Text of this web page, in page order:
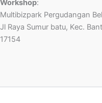
Workshop:
Multibizpark Pergudangan
Jl Raya Sumur batu, Kec.
17154